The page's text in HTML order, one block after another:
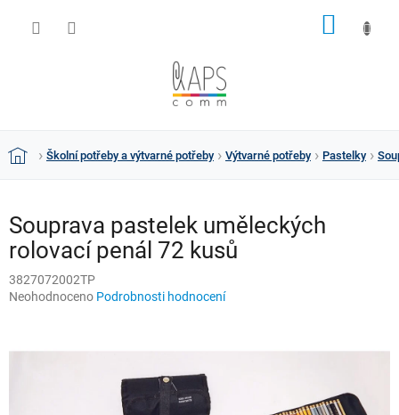
DomůŠkolní potřeby a výtvarné potřeby Výtvarné potřeby Pastelky
Souprava pastelek uměleckých
rolovací penál 72 kusů
3827072002TP
Průměrné
Neohodnoceno Podrobnosti hodnocení